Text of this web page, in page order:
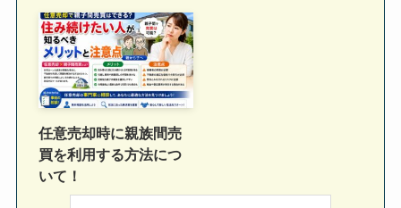
任意売却時に親族間売
買を利用する方法につ
いて！